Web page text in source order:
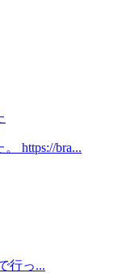
https://bra...
行っ...